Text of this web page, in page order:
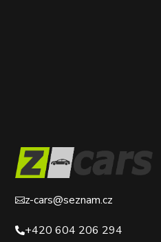
z-cars@seznam.cz
+420 604 206 294